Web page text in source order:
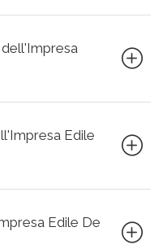
Edile
Edile De